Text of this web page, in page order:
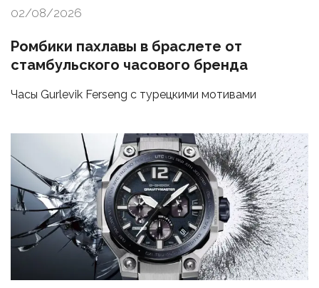
02/08/2026
Ромбики пахлавы в браслете от
стамбульского часового бренда
Часы Gurlevik Ferseng с турецкими мотивами